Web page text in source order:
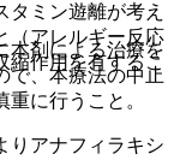
タミン遊離が考え
（アレルギー反応
縮作用を有するこ
本剤による治療を
で、本療法の中止
に行うこと。
りアナフィラキシ